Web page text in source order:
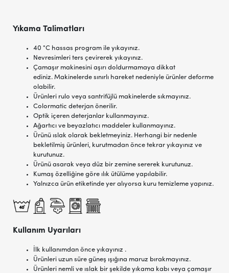
Yıkama Talimatları
40 °C hassas program ile yıkayınız.
Nevresimleri ters çevirerek yıkayınız.
Çamaşır makinesini aşırı doldurmamaya dikkat
ediniz. Makinelerde sınırlı hareket nedeniyle ürünler deforme
olabilir.
Ürünleri rulo veya santrifüjlü makinelerde sıkmayınız.
Colormatic deterjan önerilir.
Optik içeren deterjanlar kullanmayınız.
Ağartıcı ve beyazlatıcı maddeler kullanmayınız.
Ürünü ıslak olarak bekletmeyiniz. Herhangi bir nedenle
bekletilmiş ürünleri, kurutmadan önce tekrar yıkayınız ve
kurutunuz.
Ürünü asarak veya düz bir zemine sererek kurutunuz.
Kumaş özelliğine göre ılık ütülüme yapılabilir.
Yalnızca ürün etiketinde yer alıyorsa kuru temizleme yapınız.
Kullanım Uyarıları
İlk kullanımdan önce yıkayınız .
Ürünleri uzun süre güneş ışığına maruz bırakmayınız.
Ürünleri nemli ve ıslak bir şekilde yıkama kabı veya çamaşır